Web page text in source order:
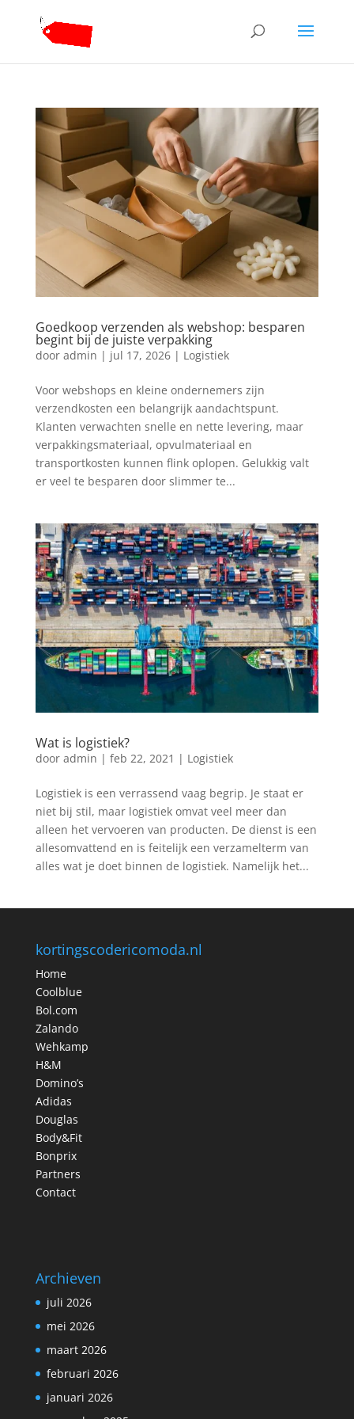
Goedkoop verzenden als webshop: besparen
begint bij de juiste verpakking
door admin | jul 17, 2026| Logistiek
Voor webshops en kleine ondernemers zijn
verzendkosten een belangrijk aandachtspunt.
Klanten verwachten snelle en nette levering, maar
verpakkingsmateriaal, opvulmateriaal en
transportkosten kunnen flink oplopen. Gelukkig valt
er veel te besparen door slimmer te...
Wat is logistiek?
door admin | feb 22, 2021 | Logistiek
Logistiek is een verrassend vaag begrip. Je staat er
niet bij stil, maar logistiek omvat veel meer dan
alleen het vervoeren van producten. De dienst is een
allesomvattend en is feitelijk een verzamelterm van
alles wat je doet binnen de logistiek. Namelijk het...
kortingscodericomoda.nl
Home
Coolblue
Bol.com
Zalando
Wehkamp
H&M
Domino’s
Adidas
Douglas
Body&Fit
Bonprix
Partners
Contact
Archieven
juli 2026
mei 2026
maart 2026
februari 2026
januari 2026